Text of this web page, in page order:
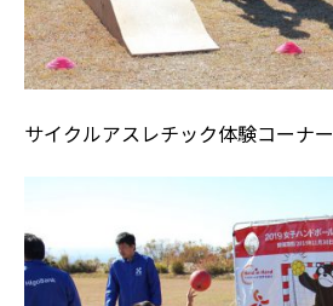
サイクルアスレチック体験コーナー